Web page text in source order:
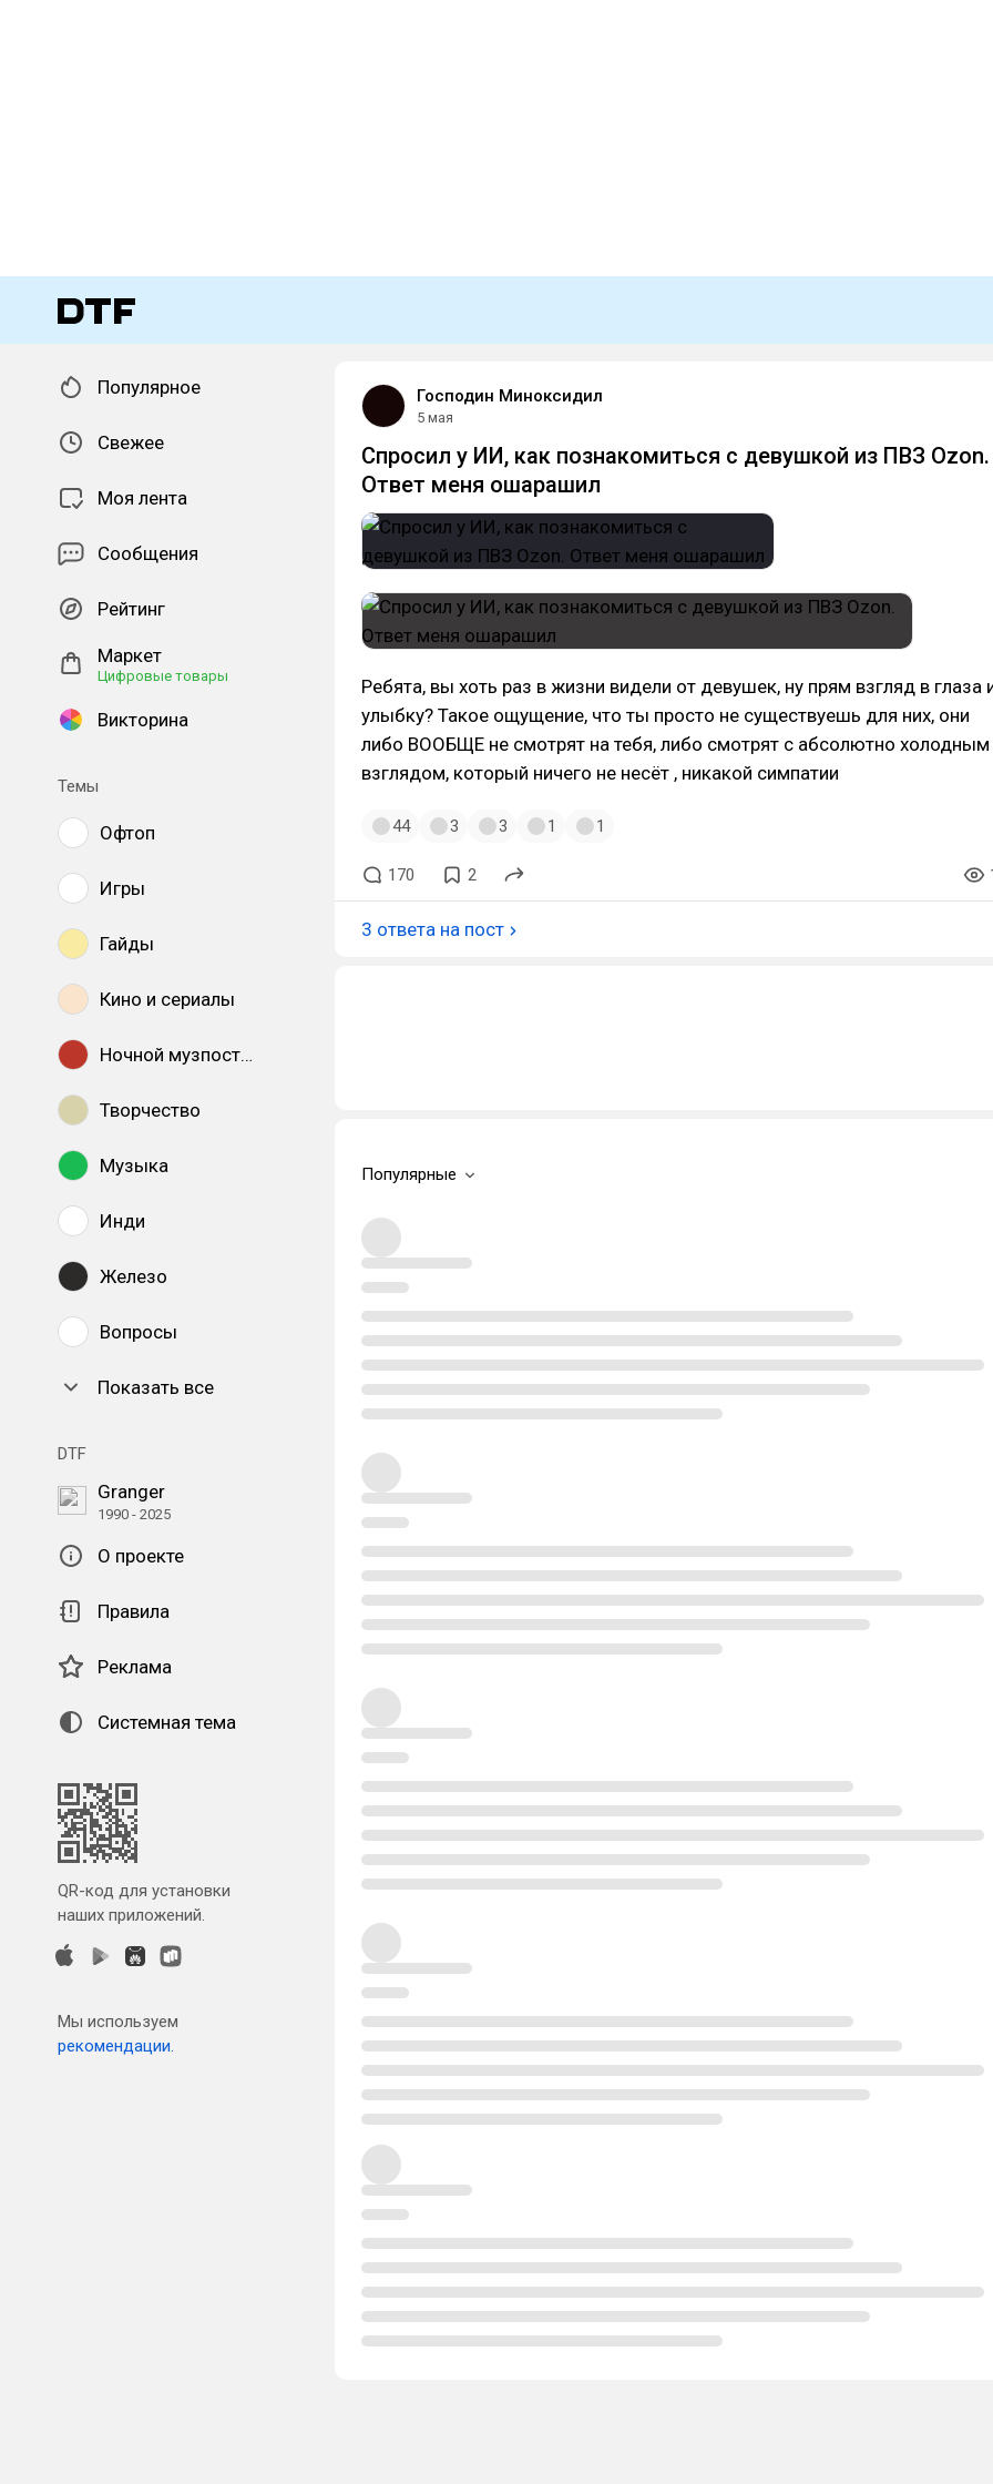
Популярное
Свежее
Моя лента
Сообщения
Рейтинг
Маркет
Цифровые товары
Викторина
Темы
Офтоп
Игры
Гайды
Кино и сериалы
Ночной музпостинг
Творчество
Музыка
Инди
Железо
Вопросы
Показать все
DTF
Granger
1990 - 2025
О проекте
Правила
Реклама
Системная тема
QR-код для установки
наших приложений.
Мы используем
рекомендации.
Господин Миноксидил
5 мая
Спросил у ИИ, как познакомиться с девушкой из ПВЗ Ozon.
Ответ меня ошарашил
Ребята, вы хоть раз в жизни видели от девушек, ну прям взгляд в глаза
улыбку? Такое ощущение, что ты просто не существуешь для них, они
либо ВООБЩЕ не смотрят на тебя, либо смотрят с абсолютно холодным
взглядом, который ничего не несёт , никакой симпатии
44 3 3 1 1
170 2
3 ответа на пост
Популярные